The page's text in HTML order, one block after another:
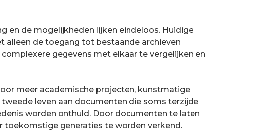
en de mogelijkheden lijken eindeloos. Huidige
alleen de toegang tot bestaande archieven
gegevens met elkaar te vergelijken en
meer academische projecten, kunstmatige
leven aan documenten die soms terzijde
worden onthuld. Door documenten te laten
toekomstige generaties te worden verkend.